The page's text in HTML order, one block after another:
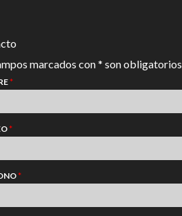
marcados con * son obligatorios
*
*
*